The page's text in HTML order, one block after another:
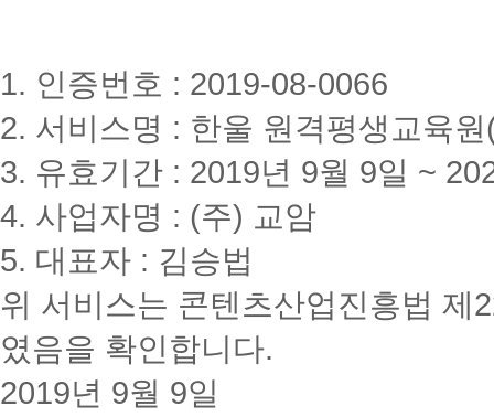
1. 인증번호 : 2019-08-0066
2. 서비스명 : 한울 원격평생교육
3. 유효기간 : 2019년 9월 9일 ~
4. 사업자명 : (주) 교암
5. 대표자 : 김승법
위 서비스는 콘텐츠산업진흥법 제
였음을 확인합니다.
2019년 9월 9일